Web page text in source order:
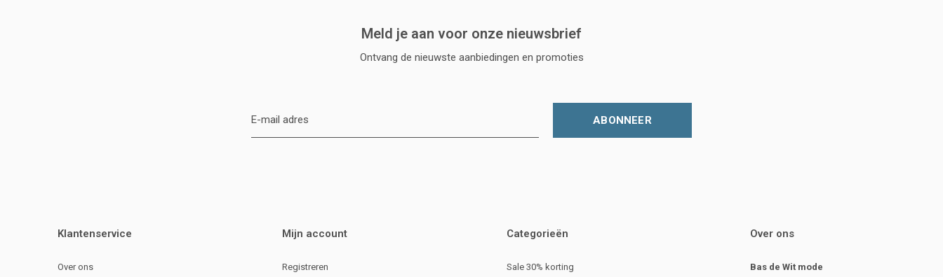
Meld je aan voor onze nieuwsbrief
Ontvang de nieuwste aanbiedingen en promoties
ABONNEER
Klantenservice
Over ons
Mijn account
Registreren
Categorieën
Sale 30% korting
Over ons
Bas de Wit mode